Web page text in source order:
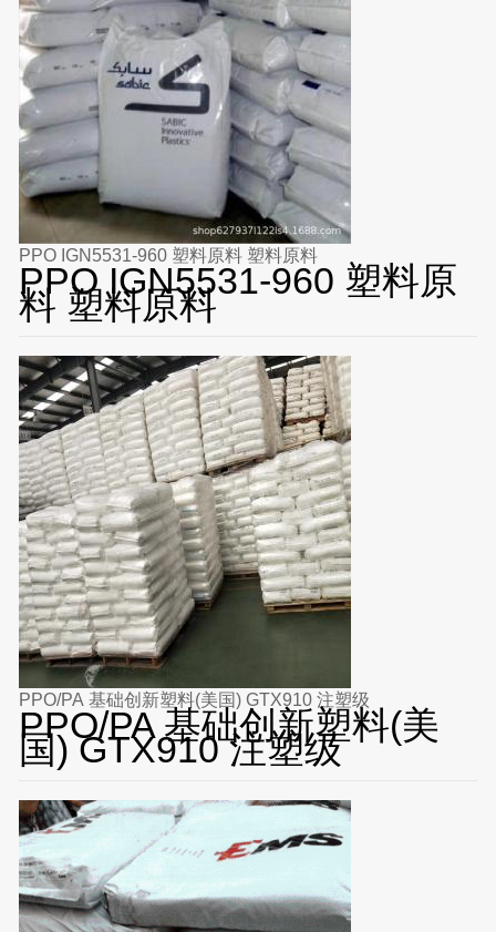
PPO IGN5531-960 塑料原料 塑料原料
PPO IGN5531-960 塑料原
料 塑料原料
PPO/PA 基础创新塑料(美国) GTX910 注塑级
PPO/PA 基础创新塑料(美
国) GTX910 注塑级